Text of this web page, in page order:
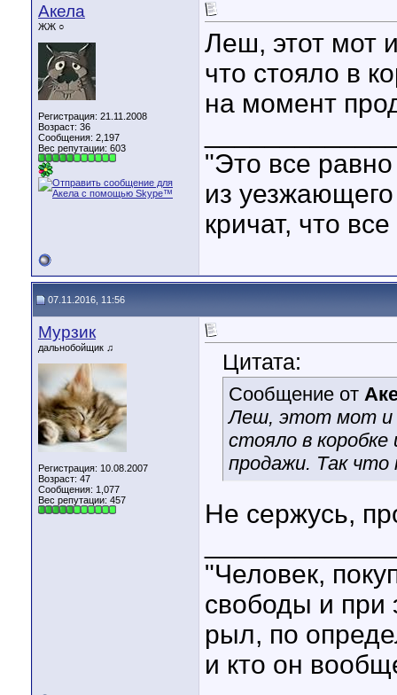
Акела
ЖЖ ○
Регистрация: 21.11.2008
Возраст: 36
Сообщения: 2,197
Вес репутации: 603
Леш, этот мот
что стояло в
на момент
"Это все
из уезжающего
кричат, что
07.11.2016, 11:56
Мурзик
дальнобойщик ♫
Регистрация: 10.08.2007
Возраст: 47
Сообщения: 1,077
Вес репутации: 457
Цитата:
Сообщение от
Леш, этот мот и
стояло в
продажи. Так что
Не сержусь,
"Человек,
свободы и при
рыл, по
и кто он